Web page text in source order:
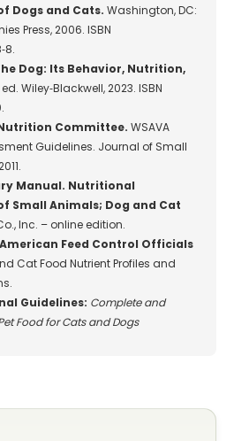
Dogs and Cats. Washington, DC:
Press, 2006. ISBN
Dog: Its Behavior, Nutrition,
Wiley‑Blackwell, 2023. ISBN
Committee. WSAVA
Guidelines. Journal of Small
Manual. Nutritional
Small Animals; Dog and Cat
Inc. – online edition.
Feed Control Officials
Cat Food Nutrient Profiles and
Guidelines: Complete and
Food for Cats and Dogs